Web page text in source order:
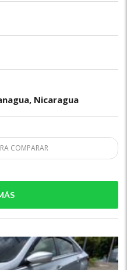
Nicaragua
COMPARAR